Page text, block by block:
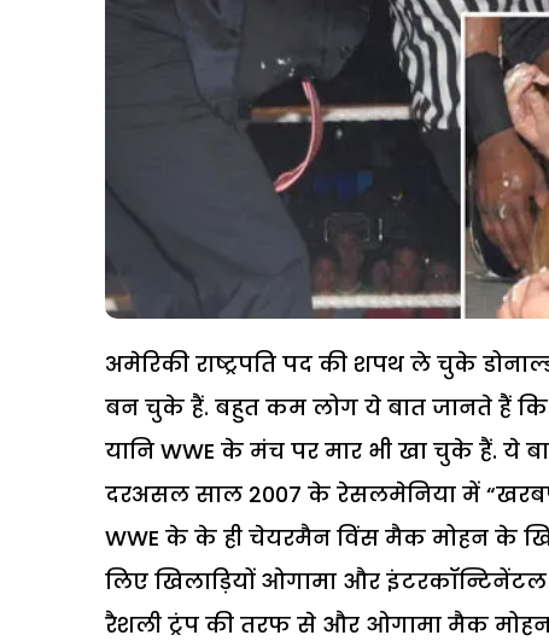
अमेरिकी राष्ट्रपति पद की शपथ ले चुके
बन चुके हैं. बहुत कम लोग ये बात जानते हैं
यानि WWE के मंच पर मार भी खा चुके हैं. ये
दरअसल साल 2007 के रेसलमेनिया में
WWE के के ही चेयरमैन विंस मैक मोहन के
लिए खिलाड़ियों ओगामा और
रैशली ट्रंप की तरफ से और ओगामा मैक